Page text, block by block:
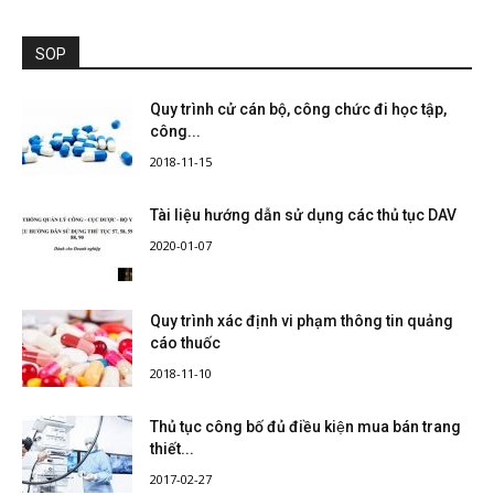
SOP
Quy trình cử cán bộ, công chức đi học tập,
công...
2018-11-15
Tài liệu hướng dẫn sử dụng các thủ tục DAV
2020-01-07
Quy trình xác định vi phạm thông tin quảng
cáo thuốc
2018-11-10
Thủ tục công bố đủ điều kiện mua bán trang
thiết...
2017-02-27